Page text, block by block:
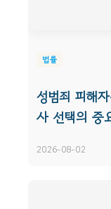
법률
성범죄 피해
사 선택의 중
2026-08-02